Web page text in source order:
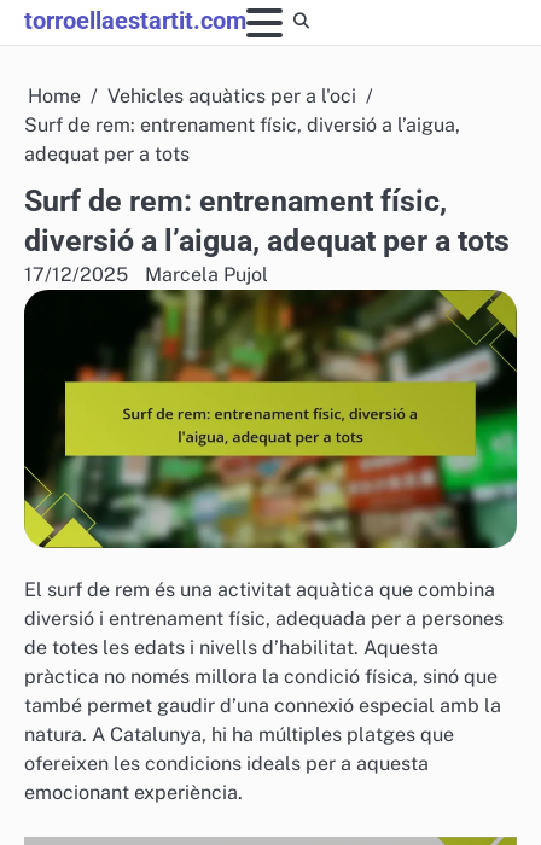
Skip
to
torroellaestartit.com
Home
Vehicles aquàtics per a l'oci
Surf de rem: entrenament físic, diversió a l’aigua,
adequat per a tots
Surf de rem: entrenament físic,
diversió a l’aigua, adequat per a tots
17/12/2025 Marcela Pujol
El surf de rem és una activitat aquàtica que combina
diversió i entrenament físic, adequada per a persones
de totes les edats i nivells d’habilitat. Aquesta
pràctica no només millora la condició física, sinó que
també permet gaudir d’una connexió especial amb la
natura. A Catalunya, hi ha múltiples platges que
ofereixen les condicions ideals per a aquesta
emocionant experiència.